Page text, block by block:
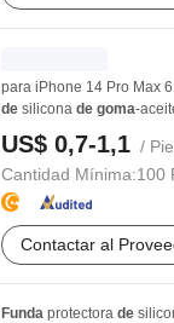
para iPhone 14 Pro Max
de silicona de goma-
US$ 0,7-1,1 /
Cantidad Mínima:100
Contactar al
Funda protectora de